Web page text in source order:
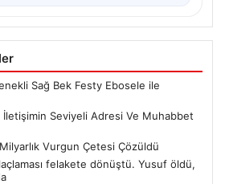
Sağ Bek Festy Ebosele ile
İletişimin Seviyeli Adresi Ve Muhabbet
Milyarlık Vurgun Çetesi Çözüldü
felakete dönüştü. Yusuf öldü,